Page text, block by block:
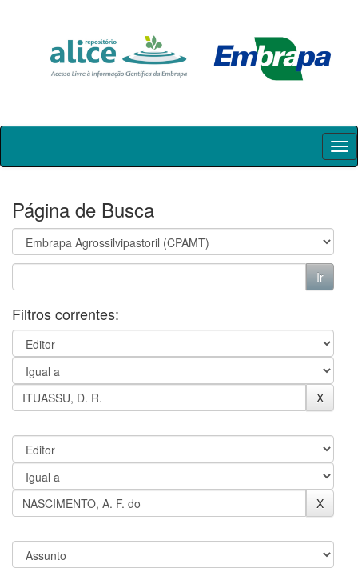
Skip
Página de Busca
Filtros correntes: